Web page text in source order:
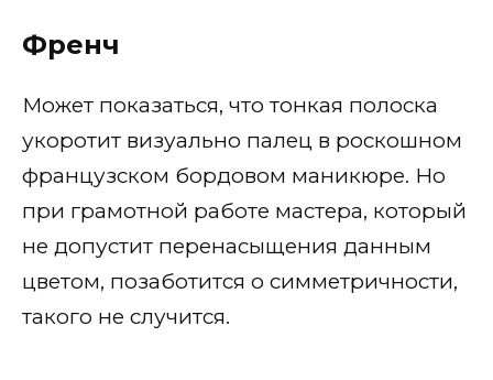
Френч
Может показаться, что тонкая полоска
укоротит визуально палец в роскошном
французском бордовом маникюре. Но
при грамотной работе мастера, который
не допустит перенасыщения данным
цветом, позаботится о симметричности,
такого не случится.